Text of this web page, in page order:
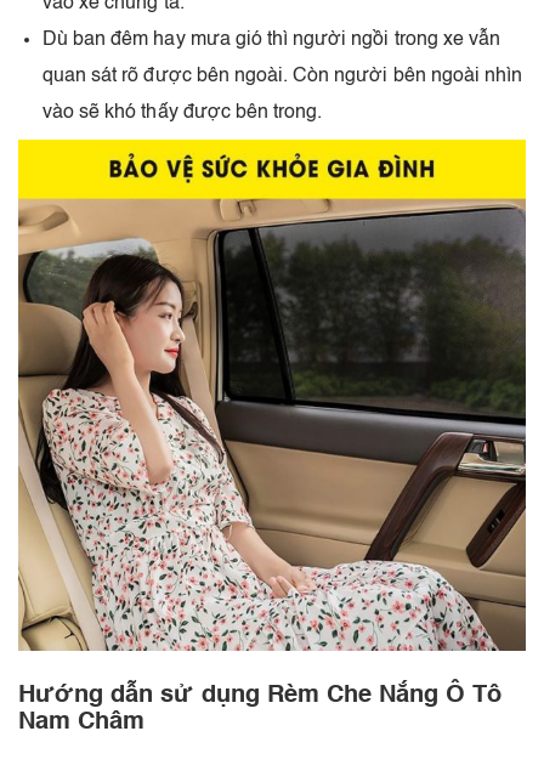
vào xe chúng ta.
Dù ban đêm hay mưa gió thì người ngồi trong xe vẫn
quan sát rõ được bên ngoài. Còn người bên ngoài nhìn
vào sẽ khó thấy được bên trong.
Hướng dẫn sử dụng Rèm Che Nắng Ô Tô
Nam Châm